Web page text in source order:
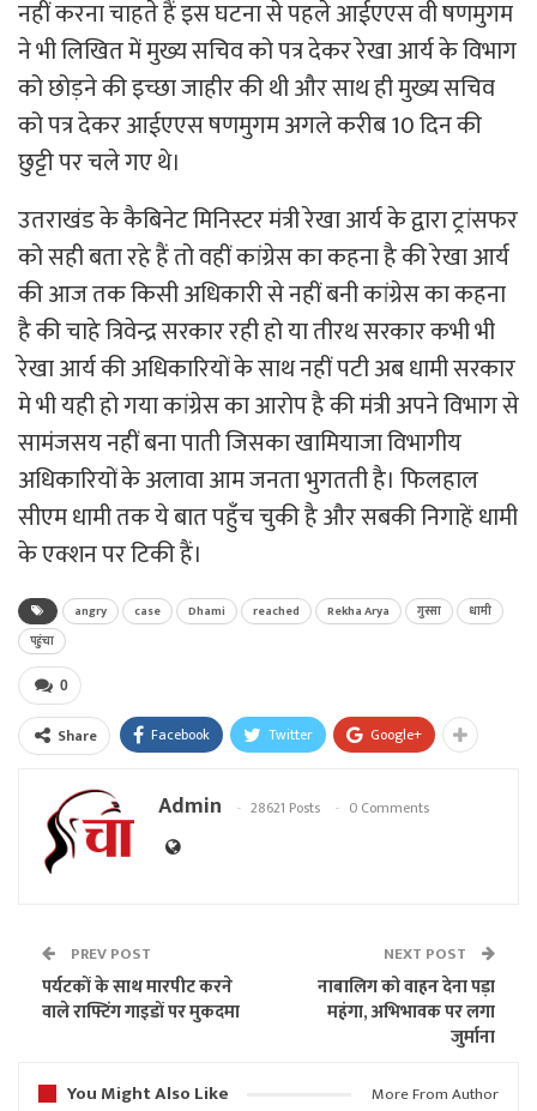
नहीं करना चाहते हैं इस घटना से पहले आईएएस वी षणमुगम
ने भी लिखित में मुख्य सचिव को पत्र देकर रेखा आर्य के विभाग
को छोड़ने की इच्छा जाहीर की थी और साथ ही मुख्य सचिव
को पत्र देकर आईएएस षणमुगम अगले करीब 10 दिन की
छुट्टी पर चले गए थे।
उतराखंड के कैबिनेट मिनिस्टर मंत्री रेखा आर्य के द्वारा ट्रांसफर
को सही बता रहे हैं तो वहीं कांग्रेस का कहना है की रेखा आर्य
की आज तक किसी अधिकारी से नहीं बनी कांग्रेस का कहना
है की चाहे त्रिवेन्द्र सरकार रही हो या तीरथ सरकार कभी भी
रेखा आर्य की अधिकारियों के साथ नहीं पटी अब धामी सरकार
मे भी यही हो गया कांग्रेस का आरोप है की मंत्री अपने विभाग से
सामंजसय नहीं बना पाती जिसका खामियाजा विभागीय
अधिकारियों के अलावा आम जनता भुगतती है। फिलहाल
सीएम धामी तक ये बात पहुँच चुकी है और सबकी निगाहें धामी
के एक्शन पर टिकी हैं।
angry case Dhami reached Rekha Arya गुस्सा
धामी
पहुंचा
0
Share Facebook Twitter Google+
Admin 28621 Posts 0 Comments
PREV POST
पर्यटकों के साथ मारपीट करने
वाले राफ्टिंग गाइडों पर मुकदमा
NEXT POST
नाबालिग को वाहन देना पड़ा
महंगा, अभिभावक पर लगा
जुर्माना
You Might Also Like
More From Author